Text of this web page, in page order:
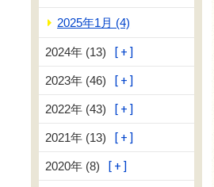
2025年1月 (4)
2024年 (13)
2023年 (46)
2022年 (43)
2021年 (13)
2020年 (8)